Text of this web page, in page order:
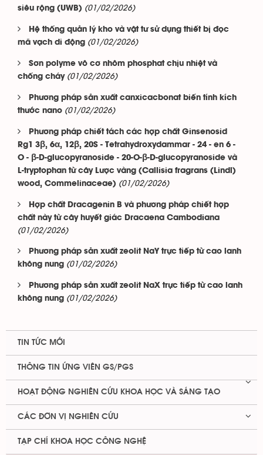
siêu rộng (UWB) (01/02/2026)
Hệ thống quản lý kho và vật tư sử dụng thiết bị đọc
mã vạch di động (01/02/2026)
Sơn polyme vô cơ nhôm phosphat chịu nhiệt và
chống cháy (01/02/2026)
Phương pháp sản xuất canxicacbonat biến tính kích
thước nano (01/02/2026)
Phương pháp chiết tách các hợp chất Ginsenosid
Rg1 3β, 6α, 12β, 20S - Tetrahydroxydammar - 24 - en 6 -
O - β-D-glucopyranoside - 20-O-β-D-glucopyranoside và
L-tryptophan từ cây Lược vàng (Callisia fragrans (Lindl)
wood, Commelinaceae) (01/02/2026)
Hợp chất Dracagenin B và phương pháp chiết hợp
chất này từ cây huyết giác Dracaena Cambodiana
(01/02/2026)
Phương pháp sản xuất zeolit NaY trực tiếp từ cao lanh
không nung (01/02/2026)
Phương pháp sản xuất zeolit NaX trực tiếp từ cao lanh
không nung (01/02/2026)
TIN TỨC MỚI
THÔNG TIN ỨNG VIÊN GS/PGS
HOẠT ĐỘNG NGHIÊN CỨU KHOA HỌC VÀ SÁNG TẠO
CÁC ĐƠN VỊ NGHIÊN CỨU
TẠP CHÍ KHOA HỌC CÔNG NGHỆ